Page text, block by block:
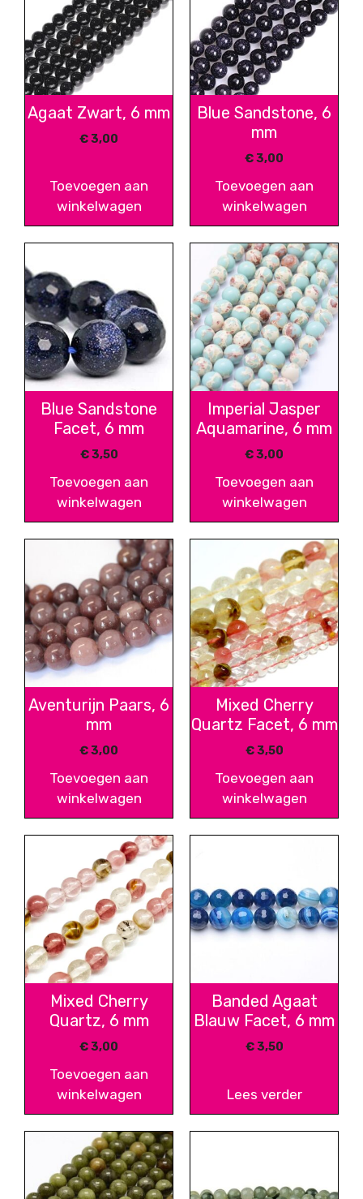
Agaat Zwart, 6 mm
€3,00
Toevoegen aan
winkelwagen
Blue Sandstone, 6
mm
€3,00
Toevoegen aan
winkelwagen
Blue Sandstone
Facet, 6 mm
€3,50
Toevoegen aan
winkelwagen
Imperial Jasper
Aquamarine, 6 mm
€3,00
Toevoegen aan
winkelwagen
Aventurijn Paars, 6
mm
€3,00
Toevoegen aan
winkelwagen
Mixed Cherry
Quartz Facet, 6 mm
€3,50
Toevoegen aan
winkelwagen
Mixed Cherry
Quartz, 6 mm
€3,00
Toevoegen aan
winkelwagen
Banded Agaat
Blauw Facet, 6 mm
€3,50
Lees verder